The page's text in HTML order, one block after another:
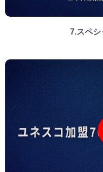
7.スペシ